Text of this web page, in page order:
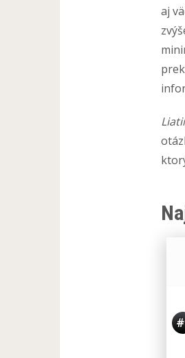
aj